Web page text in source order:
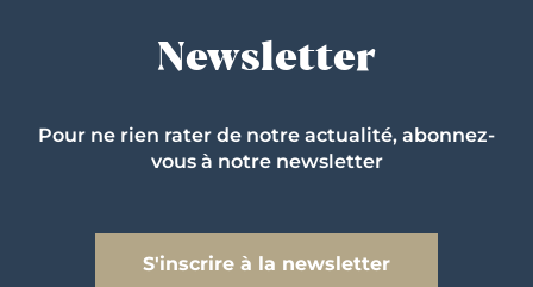
Newsletter
Pour ne rien rater de notre actualité, abonnez-
vous à notre newsletter
S'inscrire à la newsletter